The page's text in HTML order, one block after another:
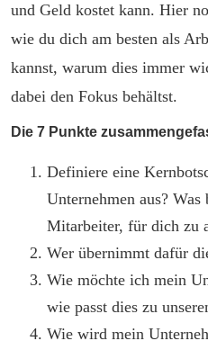
und Geld kostet kann. Hier
wie du dich am besten als
kannst, warum dies immer
dabei den Fokus behältst.
Die 7 Punkte
Definiere eine
Unternehmen aus?
Mitarbeiter, für dich zu
Wer übernimmt dafür
Wie möchte ich mein
wie passt dies zu
Wie wird mein